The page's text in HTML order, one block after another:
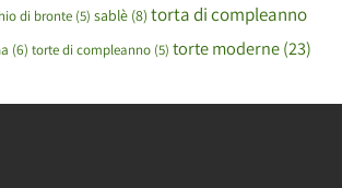
di bronte (5) sablè (8) torta di compleanno
(6) torte di compleanno (5) torte moderne(23)